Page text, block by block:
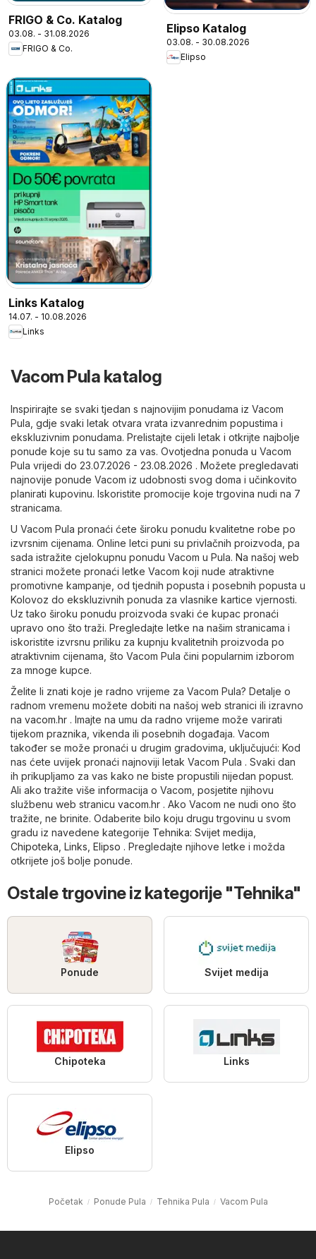
FRIGO & Co. Katalog
03.08. - 31.08.2026
FRIGO & Co.
Elipso Katalog
03.08. - 30.08.2026
Elipso
Links Katalog
14.07. - 10.08.2026
Links
Vacom Pula katalog
Inspirirajte se svaki tjedan s najnovijim ponudama iz Vacom
Pula, gdje svaki letak otvara vrata izvanrednim popustima i
ekskluzivnim ponudama. Prelistajte cijeli letak i otkrijte najbolje
ponude koje su tu samo za vas. Ovotjedna ponuda u Vacom
Pula vrijedi do 23.07.2026 - 23.08.2026 . Možete pregledavati
najnovije ponude Vacom iz udobnosti svog doma i učinkovito
planirati kupovinu. Iskoristite promocije koje trgovina nudi na 7
stranicama.
U Vacom Pula pronaći ćete široku ponudu kvalitetne robe po
izvrsnim cijenama. Online letci puni su privlačnih proizvoda, pa
sada istražite cjelokupnu ponudu Vacom u Pula. Na našoj web
stranici možete pronaći letke Vacom koji nude atraktivne
promotivne kampanje, od tjednih popusta i posebnih popusta u
Kolovoz do ekskluzivnih ponuda za vlasnike kartice vjernosti.
Uz tako široku ponudu proizvoda svaki će kupac pronaći
upravo ono što traži. Pregledajte letke na našim stranicama i
iskoristite izvrsnu priliku za kupnju kvalitetnih proizvoda po
atraktivnim cijenama, što Vacom Pula čini popularnim izborom
za mnoge kupce.
Želite li znati koje je radno vrijeme za Vacom Pula? Detalje o
radnom vremenu možete dobiti na našoj web stranici ili izravno
na vacom.hr . Imajte na umu da radno vrijeme može varirati
tijekom praznika, vikenda ili posebnih događaja. Vacom
također se može pronaći u drugim gradovima, uključujući: Kod
nas ćete uvijek pronaći najnoviji letak Vacom Pula . Svaki dan
ih prikupljamo za vas kako ne biste propustili nijedan popust.
Ali ako tražite više informacija o Vacom, posjetite njihovu
službenu web stranicu vacom.hr . Ako Vacom ne nudi ono što
tražite, ne brinite. Odaberite bilo koju drugu trgovinu u svom
gradu iz navedene kategorije Tehnika: Svijet medija
Chipoteka Links Elipso . Pregledajte njihove letke i možda
otkrijete još bolje ponude.
Ostale trgovine iz kategorije "Tehnika"
Ponude Svijet medija
Chipoteka Links
Elipso
Početak Ponude Pula Tehnika Pula Vacom Pula